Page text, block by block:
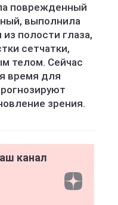
поврежденный
выполнила
полости глаза,
сетчатки,
телом. Сейчас
время для
зрения.
канал